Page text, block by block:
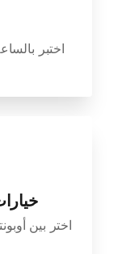
اختبر
اختر بين